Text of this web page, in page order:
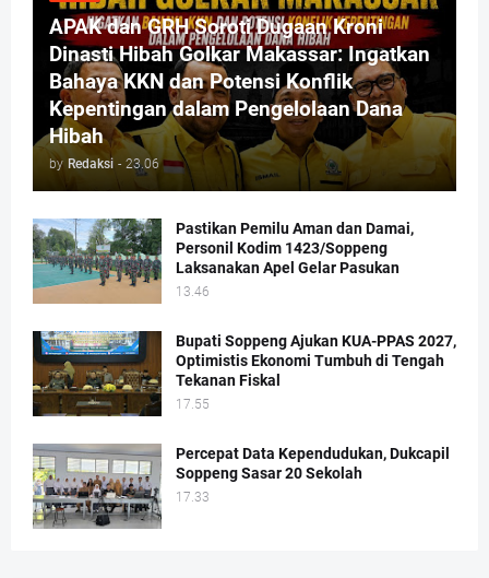
APAK dan GRH Soroti Dugaan Kroni
Dinasti Hibah Golkar Makassar: Ingatkan
Bahaya KKN dan Potensi Konflik
Kepentingan dalam Pengelolaan Dana
Hibah
by Redaksi - 23.06
Pastikan Pemilu Aman dan Damai,
Personil Kodim 1423/Soppeng
Laksanakan Apel Gelar Pasukan
13.46
Bupati Soppeng Ajukan KUA-PPAS 2027,
Optimistis Ekonomi Tumbuh di Tengah
Tekanan Fiskal
17.55
Percepat Data Kependudukan, Dukcapil
Soppeng Sasar 20 Sekolah
17.33